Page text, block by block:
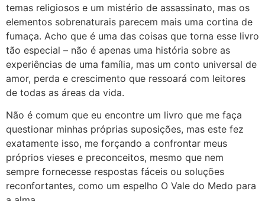
temas religiosos e um mistério de assassinato, mas os
elementos sobrenaturais parecem mais uma cortina de
fumaça. Acho que é uma das coisas que torna esse livro
tão especial – não é apenas uma história sobre as
experiências de uma família, mas um conto universal de
amor, perda e crescimento que ressoará com leitores
de todas as áreas da vida.
Não é comum que eu encontre um livro que me faça
questionar minhas próprias suposições, mas este fez
exatamente isso, me forçando a confrontar meus
próprios vieses e preconceitos, mesmo que nem
sempre fornecesse respostas fáceis ou soluções
reconfortantes, como um espelho O Vale do Medo para